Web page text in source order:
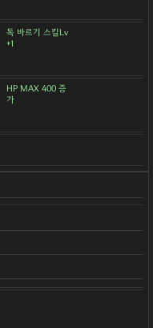
독 바르기 스킬Lv
+1
HP MAX 400 증
가